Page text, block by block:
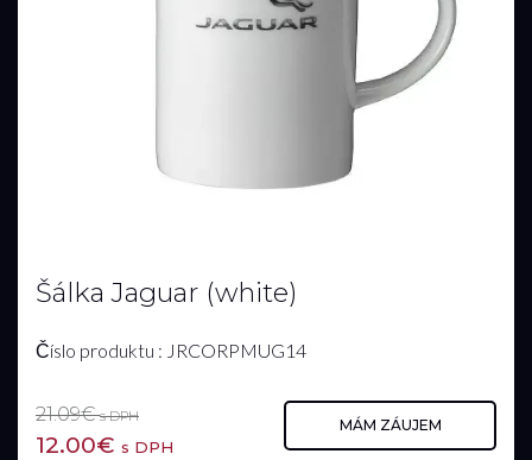
Šálka Jaguar (white)
Číslo produktu : JRCORPMUG14
21.09€s DPH
12.00€ s DPH
MÁM ZÁUJEM